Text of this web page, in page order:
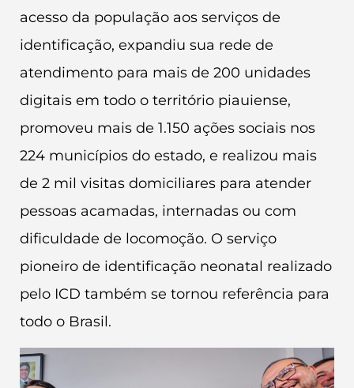
acesso da população aos serviços de
identificação, expandiu sua rede de
atendimento para mais de 200 unidades
digitais em todo o território piauiense,
promoveu mais de 1.150 ações sociais nos
224 municípios do estado, e realizou mais
de 2 mil visitas domiciliares para atender
pessoas acamadas, internadas ou com
dificuldade de locomoção. O serviço
pioneiro de identificação neonatal realizado
pelo ICD também se tornou referência para
todo o Brasil.